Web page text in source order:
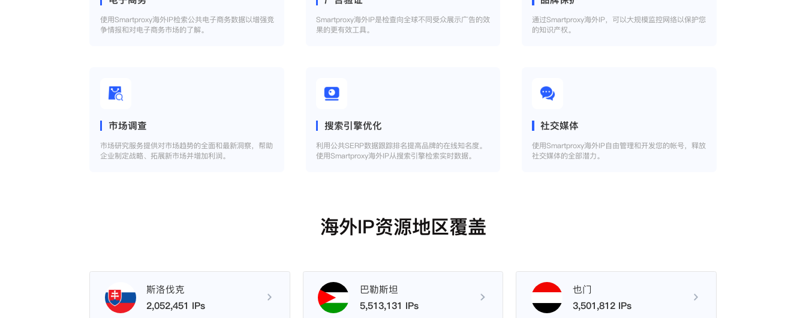
使用Smartproxy海外IP检索公共电子商务数据以增强竞
争情报和对电子商务市场的了解。
Smartproxy海外IP是检查向全球不同受众展示广告的效
果的更有效工具。
通过Smartproxy海外IP，可以大规模监控网络以保护您
的知识产权。
市场调查
市场研究服务提供对市场趋势的全面和最新洞察，帮助
企业制定战略、拓展新市场并增加利润。
搜索引擎优化
利用公共SERP数据跟踪排名提高品牌的在线知名度。
使用Smartproxy海外IP从搜索引擎检索实时数据。
社交媒体
使用Smartproxy海外IP自由管理和开发您的帐号，释放
社交媒体的全部潜力。
海外IP资源地区覆盖
斯洛伐克
2,052,451 IPs
巴勒斯坦
5,513,131 IPs
也门
3,501,812 IPs